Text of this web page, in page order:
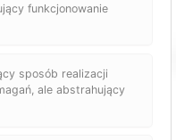
funkcjonowanie
sposób realizacji
ale abstrahujący